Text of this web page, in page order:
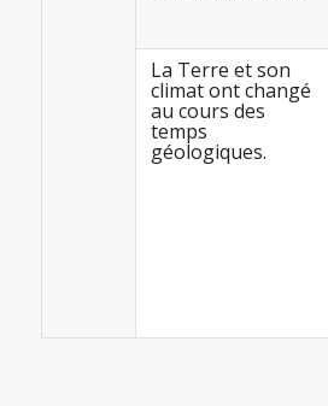
La Terre et son
climat ont changé
au cours des
temps
géologiques.